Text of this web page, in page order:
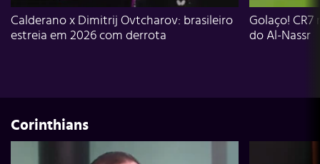
Calderano x Dimitrij Ovtcharov: brasileiro
estreia em 2026 com derrota
Golaço!
do Al-Nassr
Corinthians